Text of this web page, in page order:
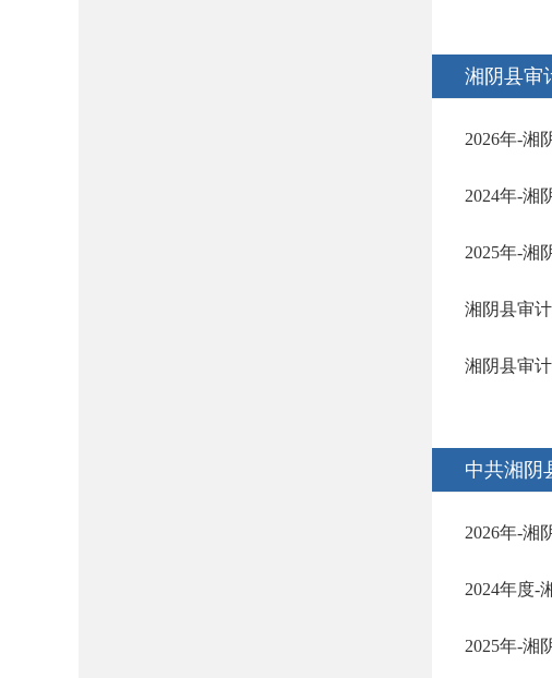
湘阴县审
2026年-湘
2024年-湘
2025年-湘
湘阴县审
湘阴县审
中共湘阴
2026年-湘
2024年度-
2025年-湘